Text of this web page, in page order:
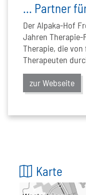
... Partner
Der Alpaka-Hof
Jahren
Therapie, die
Therapeuten
zur Webseite
Karte